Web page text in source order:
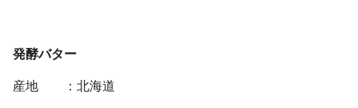
発酵バター
産地 ：北海道